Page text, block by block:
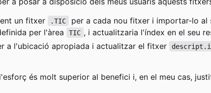
un fitxer
.TIC per a cada nou fitxer i importar-lo
per l'àrea
TIC , i actualitzaria l'índex en el seu
a l'ubicació apropiada i actualitzar el fitxer
és molt superior al benefici i, en el meu cas,